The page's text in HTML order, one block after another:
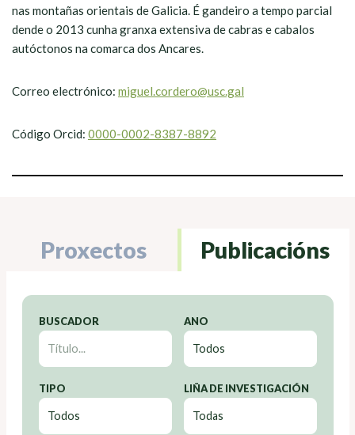
nas montañas orientais de Galicia. É gandeiro a tempo parcial
dende o 2013 cunha granxa extensiva de cabras e cabalos
autóctonos na comarca dos Ancares.
Correo electrónico: miguel.cordero@usc.gal
Código Orcid: 0000-0002-8387-8892
Proxectos Publicacións
BUSCADOR ANO
TIPO LIÑA DE INVESTIGACIÓN